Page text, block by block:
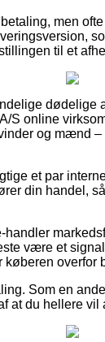
men
til et
S online
og mænd
et par
din handel,
være et
overfor
Som en
du hellere vil